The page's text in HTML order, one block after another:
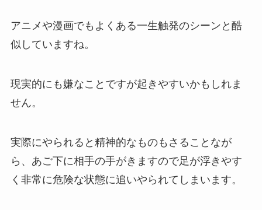
アニメや漫画でもよくある一生触発のシーンと酷
似していますね。
現実的にも嫌なことですが起きやすいかもしれま
せん。
実際にやられると精神的なものもさることなが
ら、あご下に相手の手がきますので足が浮きやす
く非常に危険な状態に追いやられてしまいます。